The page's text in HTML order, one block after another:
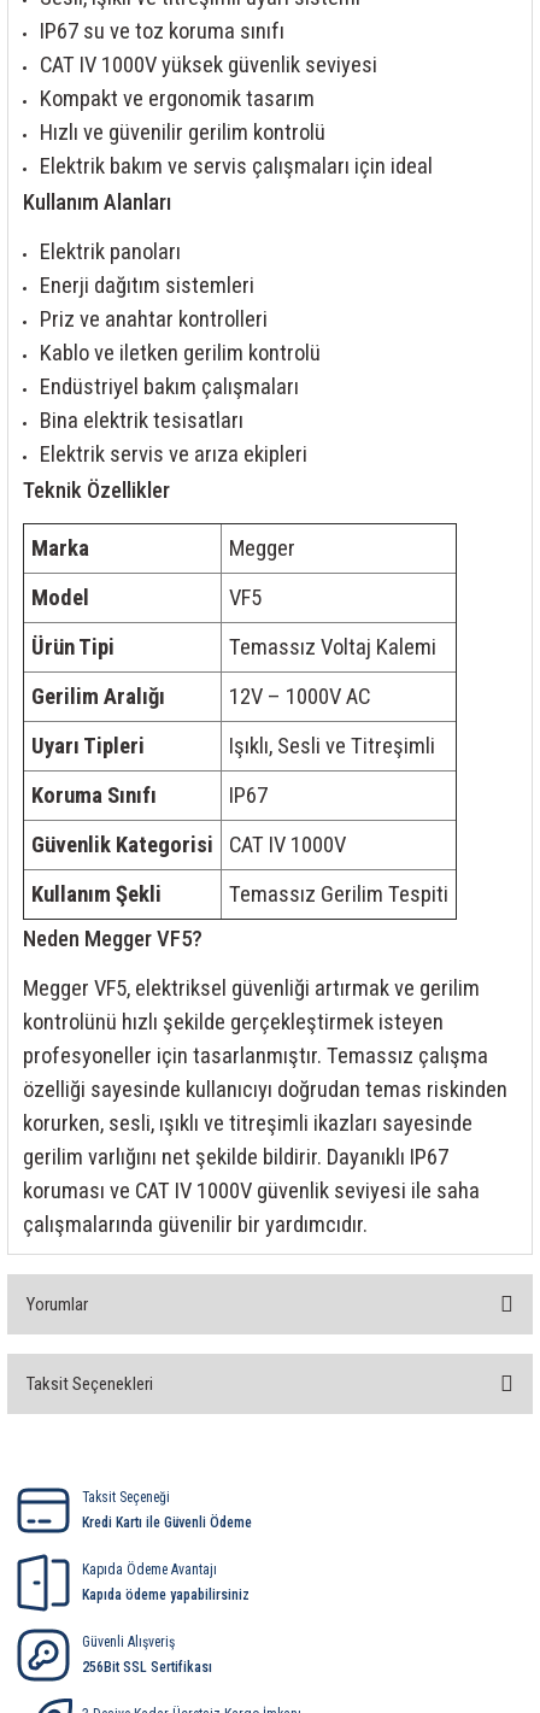
86 Serisi Zamanlayıcı Modülleri
99.01 Serisi Modüller
99.02 Serisi Modüller
IP67 su ve toz koruma sınıfı
CAT IV 1000V yüksek güvenlik seviyesi
Kompakt ve ergonomik tasarım
Hızlı ve güvenilir gerilim kontrolü
Elektrik bakım ve servis çalışmaları için ideal
Kullanım Alanları
Elektrik panoları
Enerji dağıtım sistemleri
Priz ve anahtar kontrolleri
Kablo ve iletken gerilim kontrolü
Endüstriyel bakım çalışmaları
Bina elektrik tesisatları
Elektrik servis ve arıza ekipleri
Teknik Özellikler
Marka
Megger
Model
VF5
Ürün Tipi
Temassız Voltaj Kalemi
Gerilim Aralığı
12V – 1000V AC
Uyarı Tipleri
Işıklı, Sesli ve Titreşimli
Koruma Sınıfı
IP67
Güvenlik Kategorisi
CAT IV 1000V
Kullanım Şekli
Temassız Gerilim Tespiti
Neden Megger VF5?
Megger VF5, elektriksel güvenliği artırmak ve gerilim
kontrolünü hızlı şekilde gerçekleştirmek isteyen
profesyoneller için tasarlanmıştır. Temassız çalışma
özelliği sayesinde kullanıcıyı doğrudan temas riskinden
korurken, sesli, ışıklı ve titreşimli ikazları sayesinde
gerilim varlığını net şekilde bildirir. Dayanıklı IP67
koruması ve CAT IV 1000V güvenlik seviyesi ile saha
çalışmalarında güvenilir bir yardımcıdır.
Yorumlar
Taksit Seçenekleri
Kapıda Ödeme Avantajı
Kapıda ödeme yapabilirsiniz
Güvenli Alışveriş
256Bit SSL Sertifikası
Taksit Seçeneği
Kredi Kartı ile Güvenli Ödeme